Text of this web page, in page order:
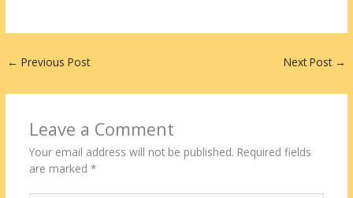
← Previous Post Next Post →
Leave a Comment
Your email address will not be published. Required fields
are marked *